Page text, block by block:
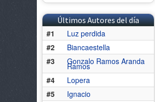
Últimos Autores del día
#1
Luz perdida
#2
Biancaestella
#3
Gonzalo Ramos Aranda
Ramos
#4
Lopera
#5
Ignacio